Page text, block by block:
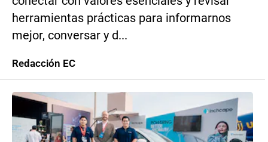
herramientas prácticas para informarnos
mejor, conversar y d...
Redacción EC